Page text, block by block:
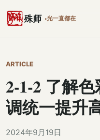
殊师 光一直都在
ARTICLE
2-1-2 了解
调统一提升
2024年9月19日